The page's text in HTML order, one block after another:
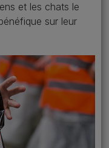
et les chats le
sur leur